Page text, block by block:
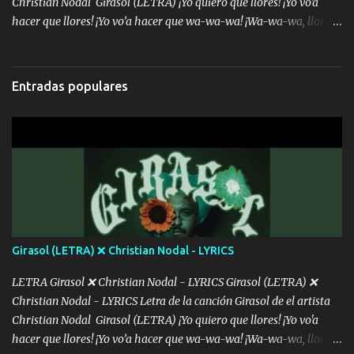
hacer que llores! ¡Yo vo’a hacer que wa-wa-wa! ¡Wa-wa-wa, llores!
cada que intentas cantar Cada que intentas rapear, cada que
intentas rimar Pobre payaso que usa a todo el mundo pa' conectar
con la gente Dices "Latino Gang" pero pisas a to'a tu gente Pa’ dar
menos se prudente Hoy me sabe a mierda, traigo un Balvin en los
dientes Por falta de empatía le toca ser resiliente ¿Acaso eres
consciente de los followers que mueves? Parcerito, abre los ojos y
ve el poder que tienes Otro chiste malo son los nombres de tus
álbum's "José, vibras colores con la energía del diablo " ¿Si ...
Entradas populares
Girasol (LETRA) ❌ Christian Nodal - LYRICS
LETRA Girasol ❌ Christian Nodal - LYRICS Girasol (LETRA) ❌
Christian Nodal - LYRICS Letra de la canción Girasol de el artista
Christian Nodal Girasol (LETRA) ¡Yo quiero que llores! ¡Yo vo'a
hacer que llores! ¡Yo vo’a hacer que wa-wa-wa! ¡Wa-wa-wa, llores!